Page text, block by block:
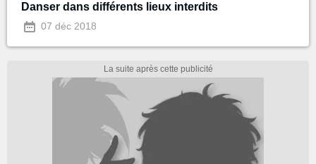
Danser dans différents lieux interdits
07 déc 2018